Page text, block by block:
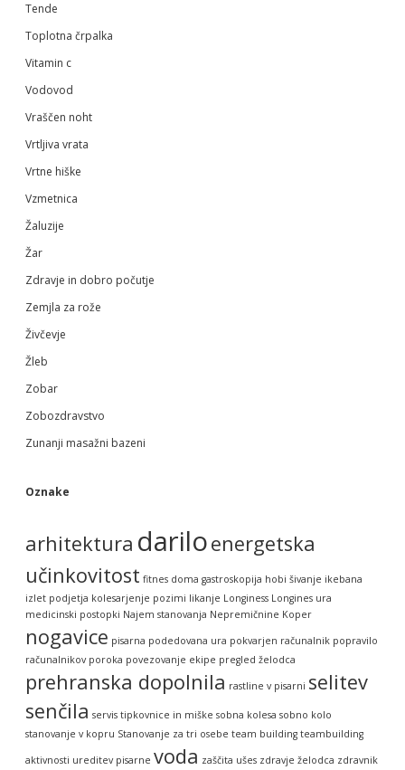
Tende
Toplotna črpalka
Vitamin c
Vodovod
Vraščen noht
Vrtljiva vrata
Vrtne hiške
Vzmetnica
Žaluzije
Žar
Zdravje in dobro počutje
Zemjla za rože
Živčevje
Žleb
Zobar
Zobozdravstvo
Zunanji masažni bazeni
Oznake
arhitektura dariloenergetska
učinkovitost fitnes doma gastroskopija hobi šivanje ikebana
izlet podjetja kolesarjenje pozimi likanje Longiness Longines ura
medicinski postopki Najem stanovanja Nepremičnine Koper
nogavice pisarna podedovana ura pokvarjen računalnik popravilo
računalnikov poroka povezovanje ekipe pregled želodca
prehranska dopolnila rastline v pisarni selitev
senčila servis tipkovnice in miške sobna kolesa sobno kolo
stanovanje v kopru Stanovanje za tri osebe team building teambuilding
aktivnosti ureditev pisarne voda zaščita ušes zdravje želodca zdravnik